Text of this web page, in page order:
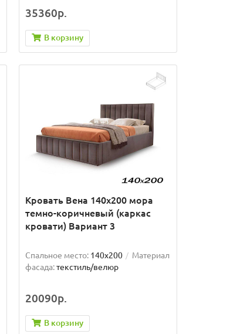
35360р.
В корзину
Кровать Вена 140х200 мора
темно-коричневый (каркас
кровати) Вариант 3
Спальное место: 140x200
Материал
фасада:текстиль/велюр
20090р.
В корзину